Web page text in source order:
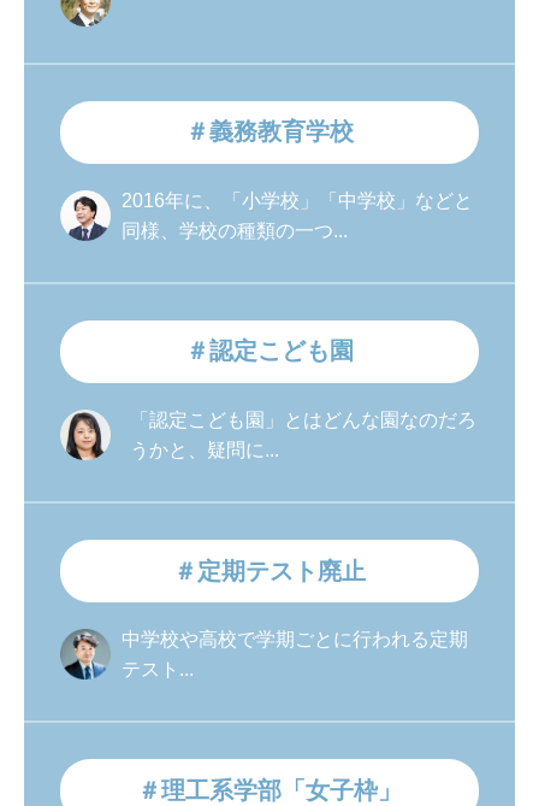
＃義務教育学校
2016年に、「小学校」「中学校」などと
同様、学校の種類の一つ...
＃認定こども園
「認定こども園」とはどんな園なのだろ
うかと、疑問に...
＃定期テスト廃止
中学校や高校で学期ごとに行われる定期
テスト...
＃理工系学部「女子枠」